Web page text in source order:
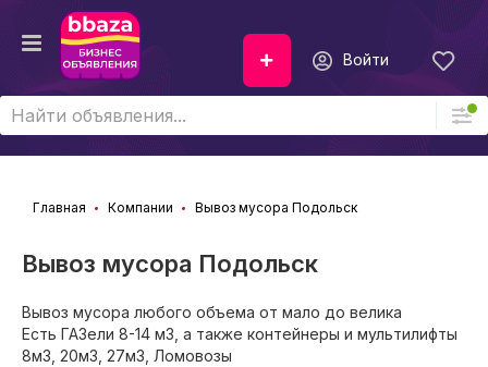
Войти
Главная Компании Вывоз мусора Подольск
Вывоз мусора Подольск
Вывоз мусора любого объема от мало до велика
Есть ГАЗели 8-14 м3, а также контейнеры и мультилифты
8м3, 20м3, 27м3, Ломовозы